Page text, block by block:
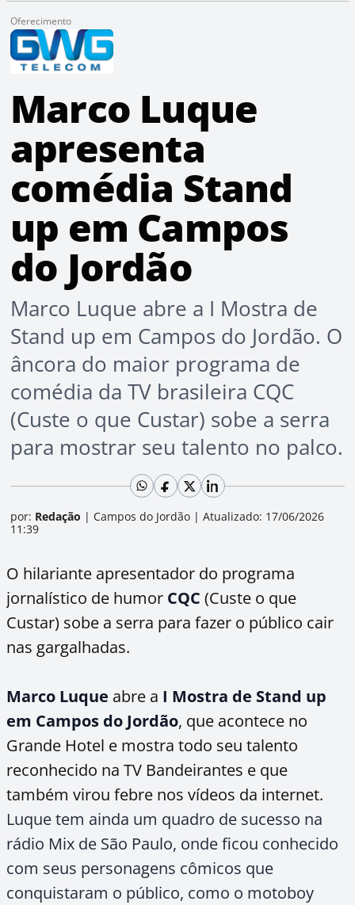
Oferecimento
Marco Luque
apresenta
comédia Stand
up em Campos
do Jordão
Marco Luque abre a I Mostra de
Stand up em Campos do Jordão. O
âncora do maior programa de
comédia da TV brasileira CQC
(Custe o que Custar) sobe a serra
para mostrar seu talento no palco.
por: Redação | Campos do Jordão | Atualizado: 17/06/2026
11:39
O hilariante apresentador do programa
jornalístico de humor CQC (Custe o que
Custar) sobe a serra para fazer o público cair
nas gargalhadas.
Marco Luque abre a I Mostra de Stand up
em Campos do Jordão, que acontece no
Grande Hotel e mostra todo seu talento
reconhecido na TV Bandeirantes e que
também virou febre nos vídeos da internet.
Luque tem ainda um quadro de sucesso na
rádio Mix de São Paulo, onde ficou conhecido
com seus personagens cômicos que
conquistaram o público, como o motoboy